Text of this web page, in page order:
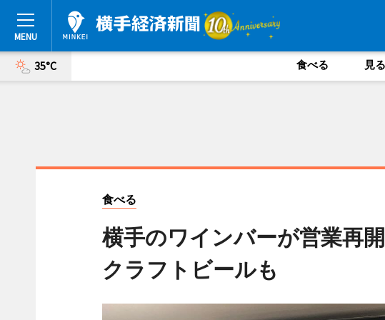
35°C 食べる 見
食べる
横手のワインバーが営業再
クラフトビールも